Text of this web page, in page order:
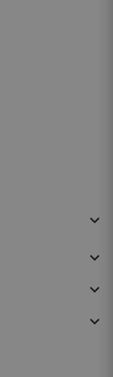



